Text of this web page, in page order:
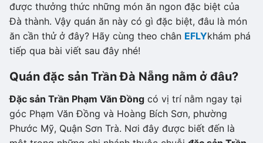
được thưởng thức những món ăn ngon đặc biệt của
Đà thành. Vậy quán ăn này có gì đặc biệt, đâu là món
ăn cần thử ở đây? Hãy cùng theo chân EFLYkhám phá
tiếp qua bài viết sau đây nhé!
Quán đặc sản Trần Đà Nẵng nằm ở đâu?
Đặc sản Trần Phạm Văn Đồng có vị trí nằm ngay tại
góc Phạm Văn Đồng và Hoàng Bích Sơn, phường
Phước Mỹ, Quận Sơn Trà. Nơi đây được biết đến là